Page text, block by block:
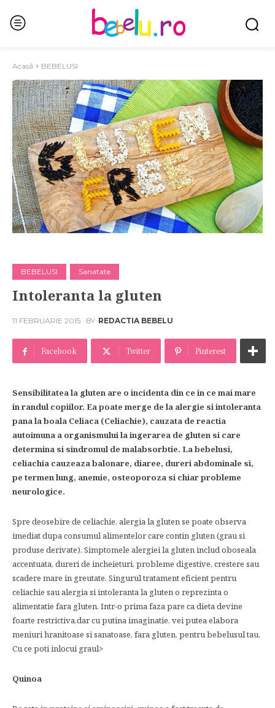
Acasă BEBELUSI
BEBELUSI Sanatate
Intoleranta la gluten
11 FEBRUARIE 2015 BY REDACTIA BEBELU
Facebook Twitter Pinterest
Sensibilitatea la gluten are o incidenta din ce in ce mai mare
in randul copiilor. Ea poate merge de la alergie si intoleranta
pana la boala Celiaca (Celiachie), cauzata de reactia
autoimuna a organismului la ingerarea de gluten si care
determina si sindromul de malabsorbtie. La bebelusi,
celiachia cauzeaza balonare, diaree, dureri abdominale si,
pe termen lung, anemie, osteoporoza si chiar probleme
neurologice.
Spre deosebire de celiachie, alergia la gluten se poate observa
imediat dupa consumul alimentelor care contin gluten (grau si
produse derivate). Simptomele alergiei la gluten includ oboseala
accentuata, dureri de incheieturi, probleme digestive, crestere sau
scadere mare in greutate. Singurul tratament eficient pentru
celiachie sau alergia si intoleranta la gluten o reprezinta o
alimentatie fara gluten. Intr-o prima faza pare ca dieta devine
foarte restrictiva,dar cu putina imaginatie, vei putea elabora
meniuri hranitoase si sanatoase, fara gluten, pentru bebelusul tau.
Cu ce poti inlocui graul>
Quinoa